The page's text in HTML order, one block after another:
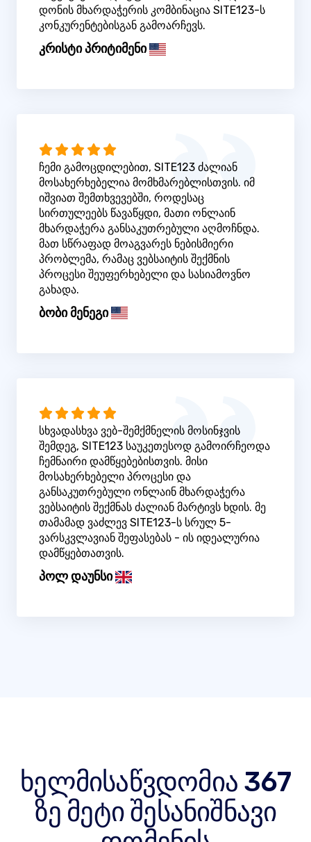
დონის მხარდაჭერის კომბინაცია SITE123-ს
კონკურენტებისგან გამოარჩევს.
კრისტი პრიტიმენი
ჩემი გამოცდილებით, SITE123 ძალიან
მოსახერხებელია მომხმარებლისთვის. იმ
იშვიათ შემთხვევებში, როდესაც
სირთულეებს წავაწყდი, მათი ონლაინ
მხარდაჭერა განსაკუთრებული აღმოჩნდა.
მათ სწრაფად მოაგვარეს ნებისმიერი
პრობლემა, რამაც ვებსაიტის შექმნის
პროცესი შეუფერხებელი და სასიამოვნო
გახადა.
ბობი მენეგი
სხვადასხვა ვებ-შემქმნელის მოსინჯვის
შემდეგ, SITE123 საუკეთესოდ გამოირჩეოდა
ჩემნაირი დამწყებებისთვის. მისი
მოსახერხებელი პროცესი და
განსაკუთრებული ონლაინ მხარდაჭერა
ვებსაიტის შექმნას ძალიან მარტივს ხდის. მე
თამამად ვაძლევ SITE123-ს სრულ 5-
ვარსკვლავიან შეფასებას - ის იდეალურია
დამწყებთათვის.
პოლ დაუნსი
ხელმისაწვდომია 367
ზე მეტი შესანიშნავი